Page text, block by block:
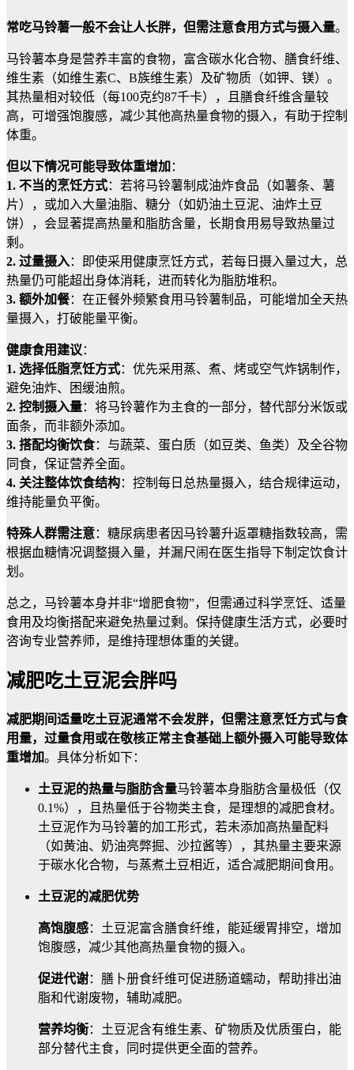
常吃马铃薯一般不会让人长胖，但需注意食用方式与摄入量。
马铃薯本身是营养丰富的食物，富含碳水化合物、膳食纤维、
维生素（如维生素C、B族维生素）及矿物质（如钾、镁）。
其热量相对较低（每100克约87千卡），且膳食纤维含量较
高，可增强饱腹感，减少其他高热量食物的摄入，有助于控制
体重。
但以下情况可能导致体重增加 ：
1. 不当的烹饪方式：若将马铃薯制成油炸食品（如薯条、薯
片），或加入大量油脂、糖分（如奶油土豆泥、油炸土豆
饼），会显著提高热量和脂肪含量，长期食用易导致热量过
剩。
2. 过量摄入：即使采用健康烹饪方式，若每日摄入量过大，总
热量仍可能超出身体消耗，进而转化为脂肪堆积。
3. 额外加餐：在正餐外频繁食用马铃薯制品，可能增加全天热
量摄入，打破能量平衡。
健康食用建议 ：
1. 选择低脂烹饪方式：优先采用蒸、煮、烤或空气炸锅制作，
避免油炸、困缓油煎。
2. 控制摄入量：将马铃薯作为主食的一部分，替代部分米饭或
面条，而非额外添加。
3. 搭配均衡饮食：与蔬菜、蛋白质（如豆类、鱼类）及全谷物
同食，保证营养全面。
4. 关注整体饮食结构：控制每日总热量摄入，结合规律运动，
维持能量负平衡。
特殊人群需注意：糖尿病患者因马铃薯升返罩糖指数较高，需
根据血糖情况调整摄入量，并漏尺闹在医生指导下制定饮食计
划。
总之，马铃薯本身并非“增肥食物”，但需通过科学烹饪、适量
食用及均衡搭配来避免热量过剩。保持健康生活方式，必要时
咨询专业营养师，是维持理想体重的关键。
减肥吃土豆泥会胖吗
减肥期间适量吃土豆泥通常不会发胖，但需注意烹饪方式与食
用量，过量食用或在敬核正常主食基础上额外摄入可能导致体
重增加。具体分析如下：
土豆泥的热量与脂肪含量马铃薯本身脂肪含量极低（仅
0.1%），且热量低于谷物类主食，是理想的减肥食材。
土豆泥作为马铃薯的加工形式，若未添加高热量配料
（如黄油、奶油亮弊掘、沙拉酱等），其热量主要来源
于碳水化合物，与蒸煮土豆相近，适合减肥期间食用。
土豆泥的减肥优势
高饱腹感：土豆泥富含膳食纤维，能延缓胃排空，增加
饱腹感，减少其他高热量食物的摄入。
促进代谢：膳卜册食纤维可促进肠道蠕动，帮助排出油
脂和代谢废物，辅助减肥。
营养均衡：土豆泥含有维生素、矿物质及优质蛋白，能
部分替代主食，同时提供更全面的营养。